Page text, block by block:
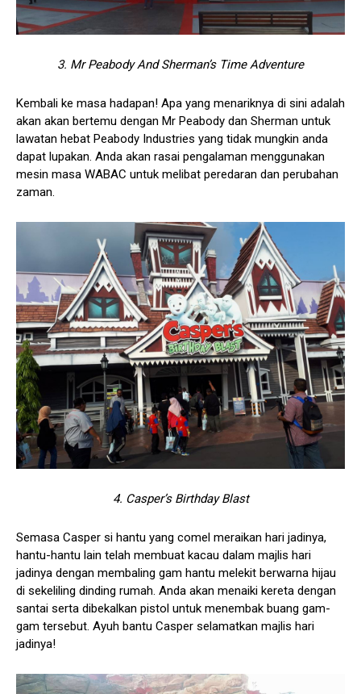
3. Mr Peabody And Sherman’s Time Adventure
Kembali ke masa hadapan! Apa yang menariknya di sini adalah
akan akan bertemu dengan Mr Peabody dan Sherman untuk
lawatan hebat Peabody Industries yang tidak mungkin anda
dapat lupakan. Anda akan rasai pengalaman menggunakan
mesin masa WABAC untuk melibat peredaran dan perubahan
zaman.
4. Casper’s Birthday Blast
Semasa Casper si hantu yang comel meraikan hari jadinya,
hantu-hantu lain telah membuat kacau dalam majlis hari
jadinya dengan membaling gam hantu melekit berwarna hijau
di sekeliling dinding rumah. Anda akan menaiki kereta dengan
santai serta dibekalkan pistol untuk menembak buang gam-
gam tersebut. Ayuh bantu Casper selamatkan majlis hari
jadinya!